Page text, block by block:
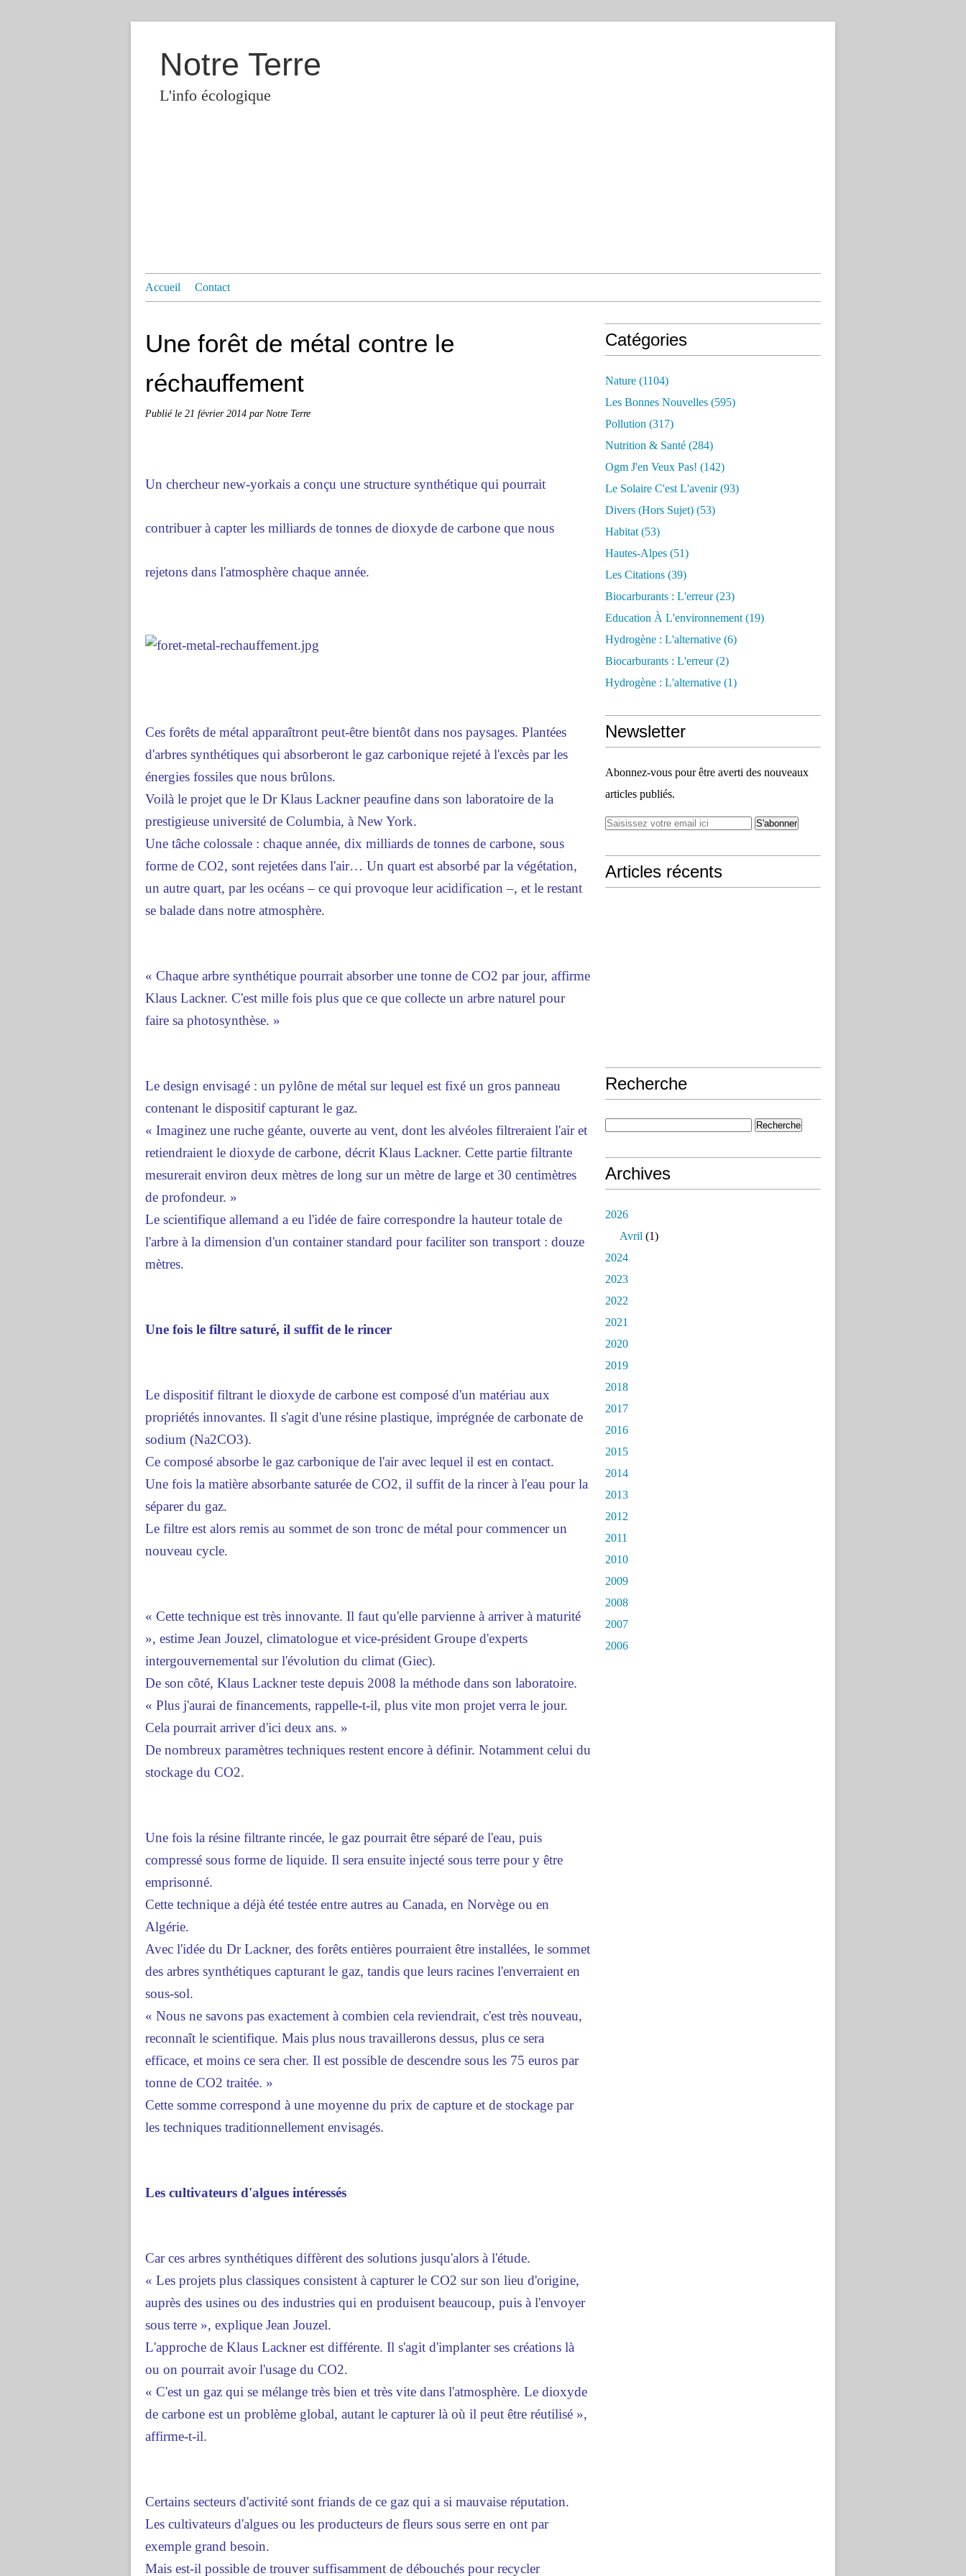
Notre Terre
L'info écologique
Accueil Contact
Une forêt de métal contre le
réchauffement
Publié le 21 février 2014 par Notre Terre
Un chercheur new-yorkais a conçu une structure synthétique qui pourrait
contribuer à capter les milliards de tonnes de dioxyde de carbone que nous
rejetons dans l'atmosphère chaque année.
Ces forêts de métal apparaîtront peut-être bientôt dans nos paysages. Plantées
d'arbres synthétiques qui absorberont le gaz carbonique rejeté à l'excès par les
énergies fossiles que nous brûlons.
Voilà le projet que le Dr Klaus Lackner peaufine dans son laboratoire de la
prestigieuse université de Columbia, à New York.
Une tâche colossale : chaque année, dix milliards de tonnes de carbone, sous
forme de CO2, sont rejetées dans l'air… Un quart est absorbé par la végétation,
un autre quart, par les océans – ce qui provoque leur acidification –, et le restant
se balade dans notre atmosphère.
« Chaque arbre synthétique pourrait absorber une tonne de CO2 par jour, affirme
Klaus Lackner. C'est mille fois plus que ce que collecte un arbre naturel pour
faire sa photosynthèse. »
Le design envisagé : un pylône de métal sur lequel est fixé un gros panneau
contenant le dispositif capturant le gaz.
« Imaginez une ruche géante, ouverte au vent, dont les alvéoles filtreraient l'air et
retiendraient le dioxyde de carbone, décrit Klaus Lackner. Cette partie filtrante
mesurerait environ deux mètres de long sur un mètre de large et 30 centimètres
de profondeur. »
Le scientifique allemand a eu l'idée de faire correspondre la hauteur totale de
l'arbre à la dimension d'un container standard pour faciliter son transport : douze
mètres.
Une fois le filtre saturé, il suffit de le rincer
Le dispositif filtrant le dioxyde de carbone est composé d'un matériau aux
propriétés innovantes. Il s'agit d'une résine plastique, imprégnée de carbonate de
sodium (Na2CO3).
Ce composé absorbe le gaz carbonique de l'air avec lequel il est en contact.
Une fois la matière absorbante saturée de CO2, il suffit de la rincer à l'eau pour la
séparer du gaz.
Le filtre est alors remis au sommet de son tronc de métal pour commencer un
nouveau cycle.
« Cette technique est très innovante. Il faut qu'elle parvienne à arriver à maturité
», estime Jean Jouzel, climatologue et vice-président Groupe d'experts
intergouvernemental sur l'évolution du climat (Giec).
De son côté, Klaus Lackner teste depuis 2008 la méthode dans son laboratoire.
« Plus j'aurai de financements, rappelle-t-il, plus vite mon projet verra le jour.
Cela pourrait arriver d'ici deux ans. »
De nombreux paramètres techniques restent encore à définir. Notamment celui du
stockage du CO2.
Une fois la résine filtrante rincée, le gaz pourrait être séparé de l'eau, puis
compressé sous forme de liquide. Il sera ensuite injecté sous terre pour y être
emprisonné.
Cette technique a déjà été testée entre autres au Canada, en Norvège ou en
Algérie.
Avec l'idée du Dr Lackner, des forêts entières pourraient être installées, le sommet
des arbres synthétiques capturant le gaz, tandis que leurs racines l'enverraient en
sous-sol.
« Nous ne savons pas exactement à combien cela reviendrait, c'est très nouveau,
reconnaît le scientifique. Mais plus nous travaillerons dessus, plus ce sera
efficace, et moins ce sera cher. Il est possible de descendre sous les 75 euros par
tonne de CO2 traitée. »
Cette somme correspond à une moyenne du prix de capture et de stockage par
les techniques traditionnellement envisagés.
Les cultivateurs d'algues intéressés
Car ces arbres synthétiques diffèrent des solutions jusqu'alors à l'étude.
« Les projets plus classiques consistent à capturer le CO2 sur son lieu d'origine,
auprès des usines ou des industries qui en produisent beaucoup, puis à l'envoyer
sous terre », explique Jean Jouzel.
L'approche de Klaus Lackner est différente. Il s'agit d'implanter ses créations là
ou on pourrait avoir l'usage du CO2.
« C'est un gaz qui se mélange très bien et très vite dans l'atmosphère. Le dioxyde
de carbone est un problème global, autant le capturer là où il peut être réutilisé »,
affirme-t-il.
Certains secteurs d'activité sont friands de ce gaz qui a si mauvaise réputation.
Les cultivateurs d'algues ou les producteurs de fleurs sous serre en ont par
exemple grand besoin.
Mais est-il possible de trouver suffisamment de débouchés pour recycler
Catégories
Nature (1104)
Les Bonnes Nouvelles (595)
Pollution (317)
Nutrition & Santé (284)
Ogm J'en Veux Pas! (142)
Le Solaire C'est L'avenir(93)
Divers (hors Sujet) (53)
Habitat (53)
Hautes-Alpes (51)
Les Citations (39)
Biocarburants : L'erreur(23)
Education À L'environnement (19)
Hydrogène : L'alternative (6)
Biocarburants : L'erreur(2)
Hydrogène : L'alternative (1)
Newsletter
Abonnez-vous pour être averti des nouveaux
articles publiés.
Articles récents
Recherche
Archives
2026
Avril (1)
2024
2023
2022
2021
2020
2019
2018
2017
2016
2015
2014
2013
2012
2011
2010
2009
2008
2007
2006